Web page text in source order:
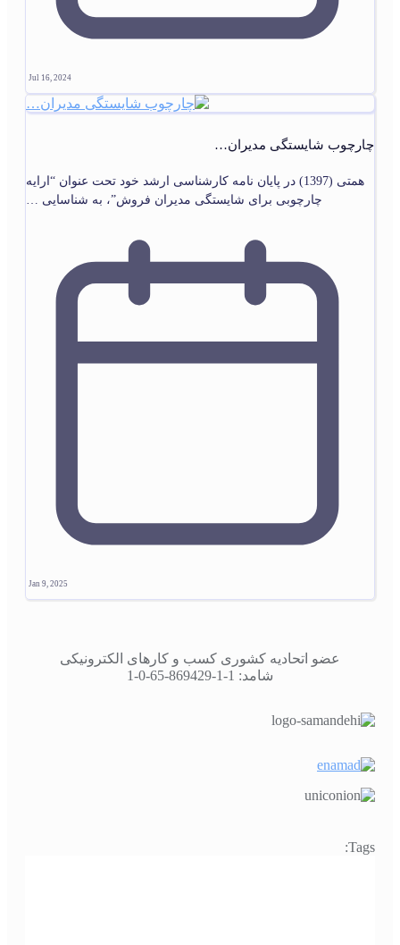
Jul 16, 2024
چارچوب شایستگی مدیران…
همتی (1397) در پایان‏ نامه کارشناسی ارشد خود تحت عنوان “ارایه
چارچوبی برای شایستگی مدیران فروش”، به شناسایی …
Jan 9, 2025
عضو اتحادیه کشوری کسب و کارهای الکترونیکی
شامد: 1-1-869429-65-0-1
Tags: